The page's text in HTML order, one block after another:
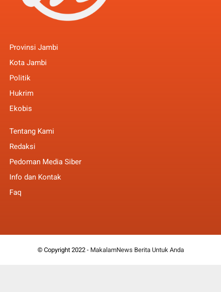
Provinsi Jambi
Kota Jambi
Politik
Hukrim
Ekobis
Tentang Kami
Redaksi
Pedoman Media Siber
Info dan Kontak
Faq
© Copyright 2022 - MakalamNews Berita Untuk Anda